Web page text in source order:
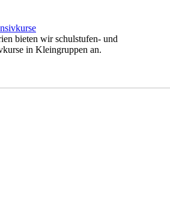
bieten wir schulstufen- und
in Kleingruppen an.